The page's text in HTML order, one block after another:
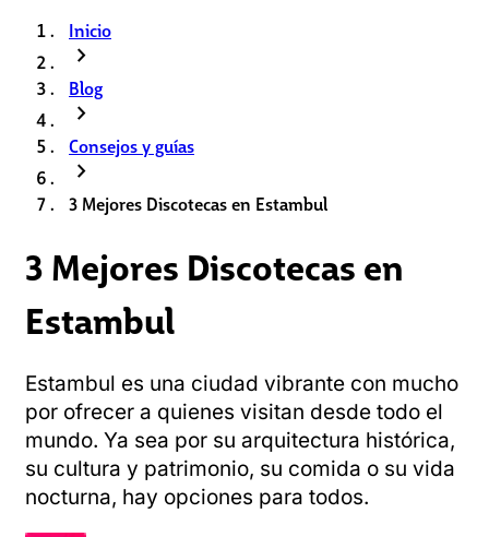
Inicio
chevron_right
Blog
chevron_right
Consejos y guías
chevron_right
3 Mejores Discotecas en Estambul
3 Mejores Discotecas en
Estambul
Estambul es una ciudad vibrante con mucho
por ofrecer a quienes visitan desde todo el
mundo. Ya sea por su arquitectura histórica,
su cultura y patrimonio, su comida o su vida
nocturna, hay opciones para todos.